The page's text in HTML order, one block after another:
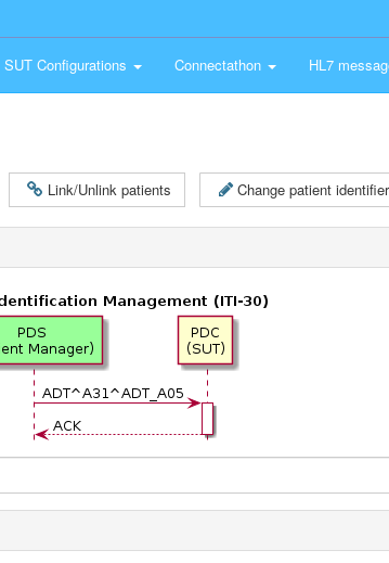
SUT Configurations Connectathon HL7
Link/Unlink patients Change patient